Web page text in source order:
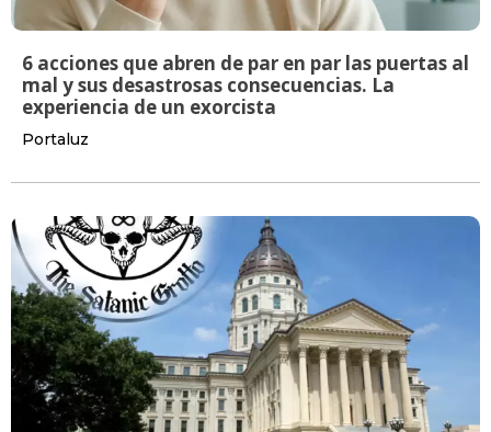
6 acciones que abren de par en par las puertas al
mal y sus desastrosas consecuencias. La
experiencia de un exorcista
Portaluz